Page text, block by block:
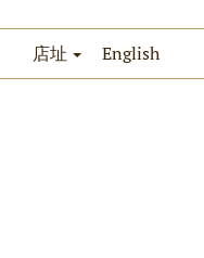
店址 English